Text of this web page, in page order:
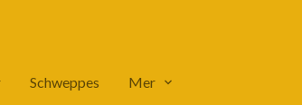
Schweppes Mer